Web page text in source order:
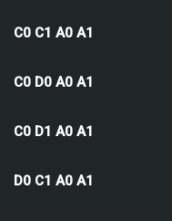
C0 C1 A0 A1
C0 D0 A0 A1
C0 D1 A0 A1
D0 C1 A0 A1